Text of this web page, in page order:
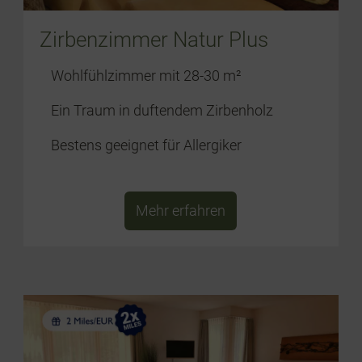
Zirbenzimmer Natur Plus
Wohlfühlzimmer mit 28-30 m²
Ein Traum in duftendem Zirbenholz
Bestens geeignet für Allergiker
Mehr erfahren